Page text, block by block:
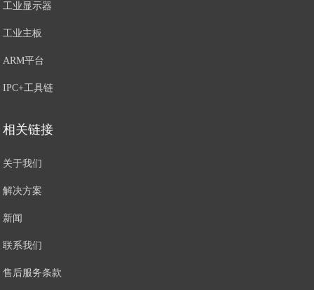
工业显示器
工业主板
ARM平台
IPC+工具链
相关链接
关于我们
解决方案
新闻
联系我们
售后服务条款